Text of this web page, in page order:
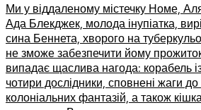
Ми у віддаленому містечку Номе,
Ада Блекджек, молода інупіатка,
сина Беннета, хворого на
не зможе забезпечити йому
випадає щаслива нагода: корабель
чотири дослідники, сповнені жаги до
колоніальних фантазій, а також